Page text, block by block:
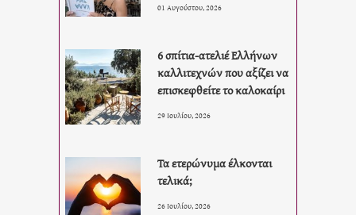
01 Αυγούστου, 2026
6 σπίτια-ατελιέ Ελλήνων
καλλιτεχνών που αξίζει να
επισκεφθείτε το καλοκαίρι
29 Ιουλίου, 2026
Τα ετερώνυμα έλκονται
τελικά;
26 Ιουλίου, 2026